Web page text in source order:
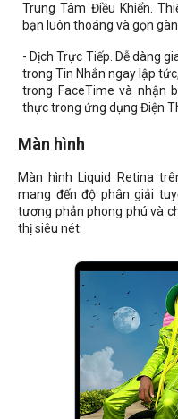
Trung Tâm Điều Khiển.
bạn luôn thoáng và gọn
- Dịch Trực Tiếp. Dễ dàng
trong Tin Nhắn ngay lập
trong FaceTime và nhận
thực trong ứng dụng Điện
Màn hình
Màn hình Liquid Retina
mang đến độ phân giải
tương phản phong phú và
thị siêu nét.